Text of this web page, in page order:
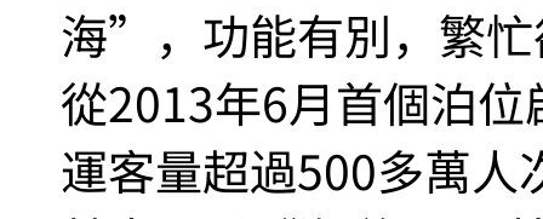
海”，功能有別，繁
從2013年6月首個泊
運客量超過500多萬